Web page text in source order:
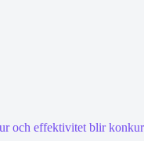
och effektivitet blir